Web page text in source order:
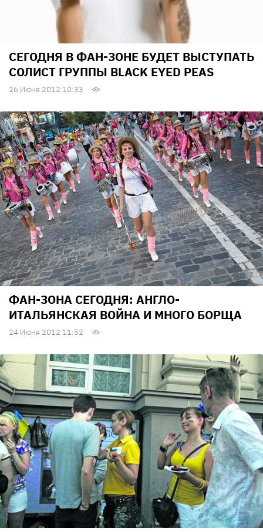
СЕГОДНЯ В ФАН-ЗОНЕ БУДЕТ ВЫСТУПАТЬ
СОЛИСТ ГРУППЫ BLACK EYED PEAS
26 Июня 2012 10:33
ФАН-ЗОНА СЕГОДНЯ: АНГЛО-
ИТАЛЬЯНСКАЯ ВОЙНА И МНОГО БОРЩА
24 Июня 2012 11:52